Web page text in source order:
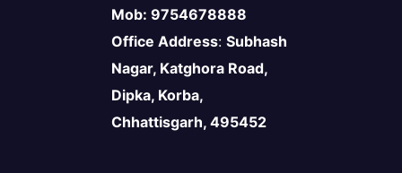
Mob: 9754678888
Office Address: Subhash
Nagar, Katghora Road,
Dipka, Korba,
Chhattisgarh, 495452